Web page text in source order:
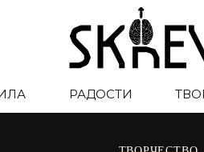
РАДОСТИ